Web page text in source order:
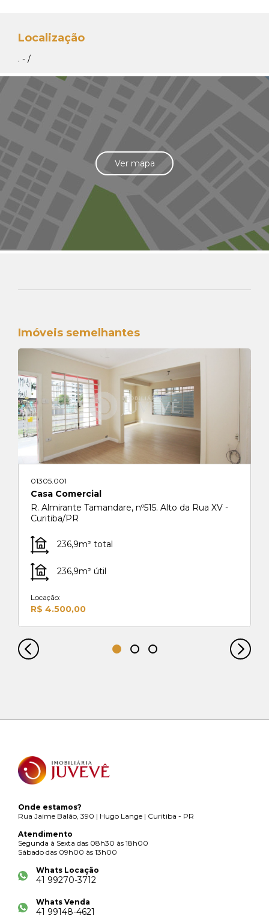
Localização
. - /
Ver mapa
Imóveis semelhantes
01305.001
Casa Comercial
R. Almirante Tamandare, nº515. Alto da Rua XV -
Curitiba/PR
236,9m² total
236,9m² útil
Locação:
R$ 4.500,00
Onde estamos?
Rua Jaime Balão, 390 | Hugo Lange | Curitiba - PR
Atendimento
Segunda à Sexta das 08h30 às 18h00
Sábado das 09h00 às 13h00
Whats Locação
41 99270-3712
Whats Venda
41 99148-4621